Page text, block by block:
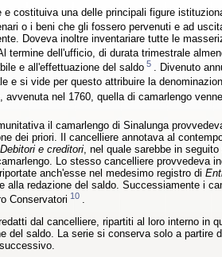
costituiva una delle principali figure
o i beni che gli fossero pervenuti e ad
Doveva inoltre inventariare tutte le
termine dell'ufficio, di durata trimestrale
e all'effettuazione del saldo 5 . Divenuto
e si vide per questo attribuire la
avvenuta nel 1760, quella di camarlengo venne
il camarlengo di Sinalunga
dei priori. Il cancelliere annotava al
Debitori e creditori, nel quale sarebbe in seguito
Lo stesso cancelliere provvedeva
anch'esse nel medesimo registro di
redazione del saldo. Successiamente i
Conservatori 10 .
dal cancelliere, ripartiti al loro interno in
del saldo. La serie si conserva solo a partire